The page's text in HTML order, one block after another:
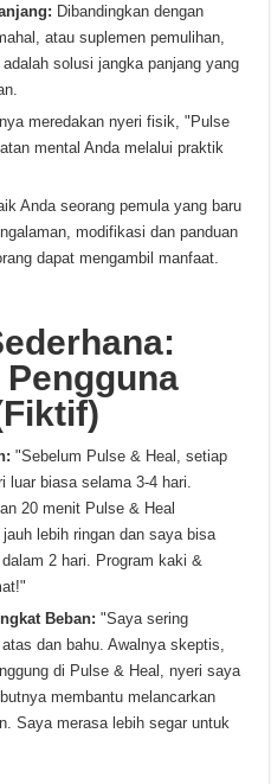
Dibandingkan dengan
atau suplemen pemulihan,
solusi jangka panjang yang
meredakan nyeri fisik, "Pulse
mental Anda melalui praktik
Anda seorang pemula yang baru
modifikasi dan panduan
dapat mengambil manfaat.
"Sebelum Pulse & Heal, setiap
luar biasa selama 3-4 hari.
20 menit Pulse & Heal
lebih ringan dan saya bisa
2 hari. Program kaki &
Beban: "Saya sering
dan bahu. Awalnya skeptis,
di Pulse & Heal, nyeri saya
membantu melancarkan
Saya merasa lebih segar untuk